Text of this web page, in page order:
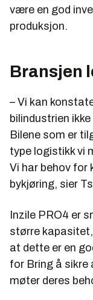
være en god
produksjon.
Bransjen
– Vi kan
bilindustrien
Bilene som er
type logistikk vi
Vi har behov for
bykjøring, sier
Inzile PRO4 er
større
at dette er en
for Bring å sikre
møter deres